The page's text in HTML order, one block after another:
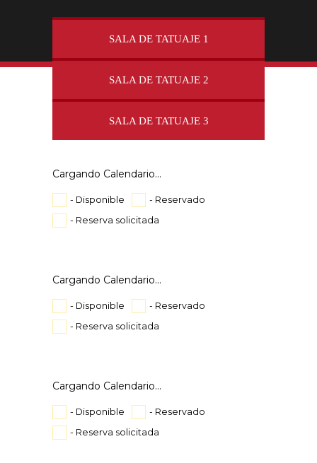
SALA DE TATUAJE 1
SALA DE TATUAJE 2
SALA DE TATUAJE 3
Cargando Calendario...
- Disponible
- Reservado
- Reserva solicitada
Cargando Calendario...
- Disponible
- Reservado
- Reserva solicitada
Cargando Calendario...
- Disponible
- Reservado
- Reserva solicitada